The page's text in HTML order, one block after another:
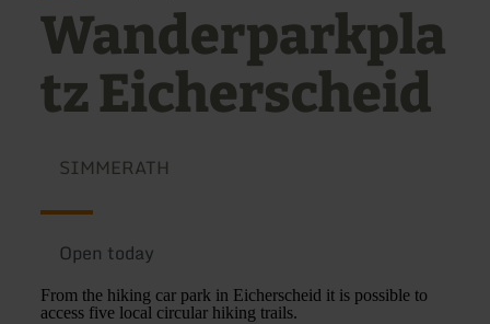
Wanderparkpla
tz Eicherscheid
SIMMERATH
Open today
From the hiking car park in Eicherscheid it is possible to
access five local circular hiking trails.